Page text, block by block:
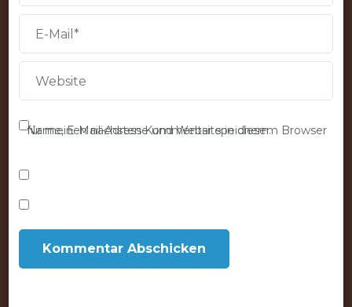
Name, E-Mail-Adresse und Website in diesem Browser für meinen nächsten Kommentar speichern.